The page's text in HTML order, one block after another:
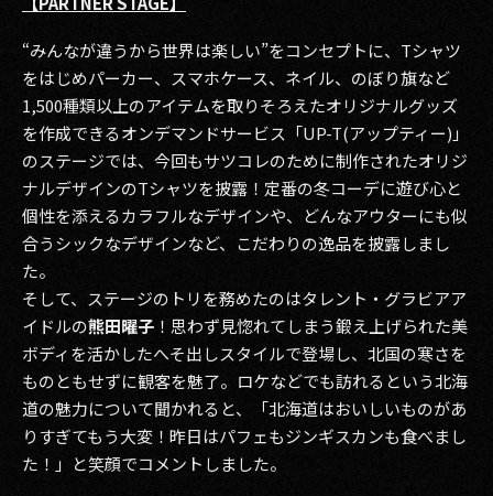
“みんなが違うから世界は楽しい”をコンセプトに、Tシャツ
をはじめパーカー、スマホケース、ネイル、のぼり旗など
1,500種類以上のアイテムを取りそろえたオリジナルグッズ
を作成できるオンデマンドサービス「UP-T(アップティー)」
のステージでは、今回もサツコレのために制作されたオリジ
ナルデザインのTシャツを披露！定番の冬コーデに遊び心と
個性を添えるカラフルなデザインや、どんなアウターにも似
合うシックなデザインなど、こだわりの逸品を披露しまし
た。
そして、ステージのトリを務めたのはタレント・グラビアア
イドルの熊田曜子 ！思わず見惚れてしまう鍛え上げられた美
ボディを活かしたへそ出しスタイルで登場し、北国の寒さを
ものともせずに観客を魅了。ロケなどでも訪れるという北海
道の魅力について聞かれると、「北海道はおいしいものがあ
りすぎてもう大変！昨日はパフェもジンギスカンも食べまし
た！」と笑顔でコメントしました。